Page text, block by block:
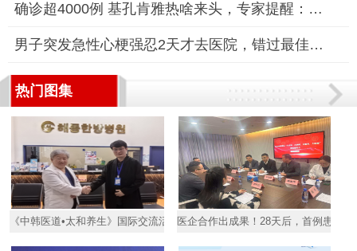
确诊超4000例 基孔肯雅热啥来头，专家提醒：防蚊是关键
男子突发急性心梗强忍2天才去医院，错过最佳治疗时机引发严重并
热门图集
《中韩医道•太和养生》国际交流活动圆满落幕医企合作出成果！28天后，首例患者